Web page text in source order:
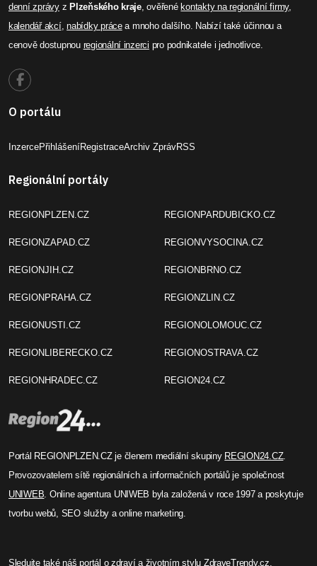
denní zprávyz Plzeňského kraje, ověřené kontakty na regionální firmy,
kalendář akcí,nabídky prácea mnoho dalšího. Nabízí také účinnou a
cenově dostupnou regionální inzerci pro podnikatele i jednotlivce.
O portálu
InzercePřihlášeníRegistraceArchiv ZprávRSS
Regionální portály
REGIONPLZEN.CZ
REGIONZAPAD.CZ
REGIONJIH.CZ
REGIONPRAHA.CZ
REGIONUSTI.CZ
REGIONLIBERECKO.CZ
REGIONHRADEC.CZ
REGIONPARDUBICKO.CZ
REGIONVYSOCINA.CZ
REGIONBRNO.CZ
REGIONZLIN.CZ
REGIONOLOMOUC.CZ
REGIONOSTRAVA.CZ
REGION24.CZ
Portál REGIONPLZEN.CZ je členem mediální skupiny REGION24.CZ.
Provozovatelem sítě regionálních a informačních portálů je společnost
UNIWEB . Online agentura UNIWEB byla založená v roce 1997 a poskytuje
tvorbu webů, SEO služby a online marketing.
Sledujte také nášportál o zdravía životním stylu ZdraveTrendy.cz